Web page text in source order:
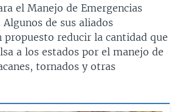
el Manejo de Emergencias
de sus aliados
propuesto reducir la cantidad que
a los estados por el manejo de
tornados y otras